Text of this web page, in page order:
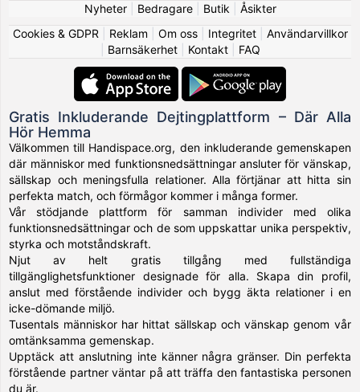
Nyheter| Bedragare| Butik
Åsikter
Cookies & GDPR
Reklam Om oss| Integritet| Användarvillkor
Barnsäkerhet| Kontakt| FAQ
Gratis Inkluderande Dejtingplattform – Där Alla
Hör Hemma
Välkommen till Handispace.org, den inkluderande gemenskapen
där människor med funktionsnedsättningar ansluter för vänskap,
sällskap och meningsfulla relationer. Alla förtjänar att hitta sin
perfekta match, och förmågor kommer i många former.
Vår stödjande plattform för samman individer med olika
funktionsnedsättningar och de som uppskattar unika perspektiv,
styrka och motståndskraft.
Njut av helt gratis tillgång med fullständiga
tillgänglighetsfunktioner designade för alla. Skapa din profil,
anslut med förstående individer och bygg äkta relationer i en
icke-dömande miljö.
Tusentals människor har hittat sällskap och vänskap genom vår
omtänksamma gemenskap.
Upptäck att anslutning inte känner några gränser. Din perfekta
förstående partner väntar på att träffa den fantastiska personen
du är.